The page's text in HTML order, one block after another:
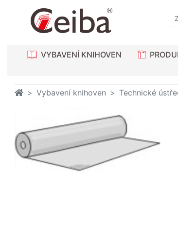
VYBAVENÍ KNIHOVEN
Vybavení knihoven Technické